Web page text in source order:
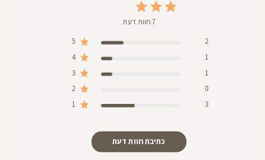
7 חוות דעת
5
2
4
1
3
1
2 0
1 3
כתיבת חוות דעת